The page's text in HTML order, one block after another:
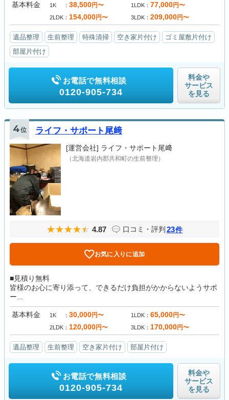
基本料金 1K 38,500円〜 1LDK 77,000円〜
2LDK 154,000円〜 3LDK 209,000円〜
遺品整理 生前整理 特殊清掃 空き家片付け
ゴミ屋敷片付け
部屋片付け
お電話で無料相談
0120-905-734
料金や
サービス
を見る
4位 ライフ・サポート尾﨑
[運営会社] ライフ・サポート尾﨑
（北海道岩内郡共和町の生前整理）
4.87 口コミ・評判 23件
お気に入りに追加
■見積り無料
皆様のお心に寄り添って、できるだけ負担がかからないようサポ
ー...
基本料金 1K 30,000円〜 1LDK 65,000円〜
2LDK 120,000円〜 3LDK 170,000円〜
遺品整理 生前整理 空き家片付け 部屋片付け
お電話で無料相談
0120-905-734
料金や
サービス
を見る